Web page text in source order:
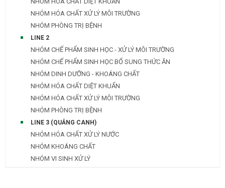
NHÓM HÓA CHẤT XỬ LÝ MÔI TRƯỜNG
NHÓM PHÒNG TRỊ BỆNH
LINE 2
NHÓM CHẾ PHẨM SINH HỌC - XỬ LÝ MÔI TRƯỜNG
NHÓM CHẾ PHẨM SINH HỌC BỔ SUNG THỨC ĂN
NHÓM DINH DƯỠNG - KHOÁNG CHẤT
NHÓM HÓA CHẤT DIỆT KHUẨN
NHÓM HÓA CHẤT XỬ LÝ MÔI TRƯỜNG
NHÓM PHÒNG TRỊ BỆNH
LINE 3 (QUẢNG CANH)
NHÓM HÓA CHẤT XỬ LÝ NƯỚC
NHÓM KHOÁNG CHẤT
NHÓM VI SINH XỬ LÝ